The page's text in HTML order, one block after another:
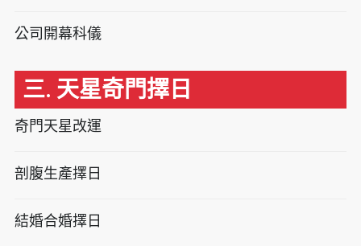
公司開幕科儀
三. 天星奇門擇日
奇門天星改運
剖腹生產擇日
結婚合婚擇日